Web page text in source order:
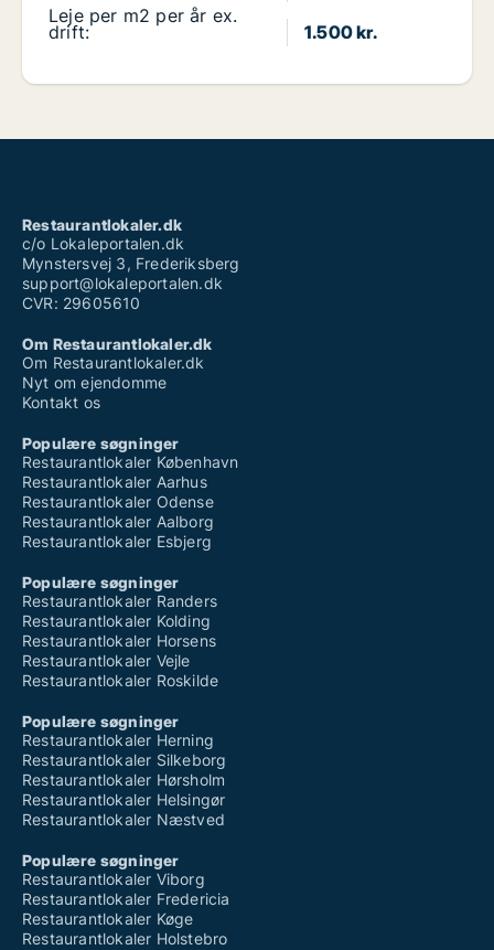
Leje per m2 per år ex.
drift: 1.500 kr.
Restaurantlokaler.dk
c/o Lokaleportalen.dk
Mynstersvej 3, Frederiksberg
support@lokaleportalen.dk
CVR: 29605610
Om Restaurantlokaler.dk
Om Restaurantlokaler.dk
Nyt om ejendomme
Kontakt os
Populære søgninger
Restaurantlokaler København
Restaurantlokaler Aarhus
Restaurantlokaler Odense
Restaurantlokaler Aalborg
Restaurantlokaler Esbjerg
Populære søgninger
Restaurantlokaler Randers
Restaurantlokaler Kolding
Restaurantlokaler Horsens
Restaurantlokaler Vejle
Restaurantlokaler Roskilde
Populære søgninger
Restaurantlokaler Herning
Restaurantlokaler Silkeborg
Restaurantlokaler Hørsholm
Restaurantlokaler Helsingør
Restaurantlokaler Næstved
Populære søgninger
Restaurantlokaler Viborg
Restaurantlokaler Fredericia
Restaurantlokaler Køge
Restaurantlokaler Holstebro